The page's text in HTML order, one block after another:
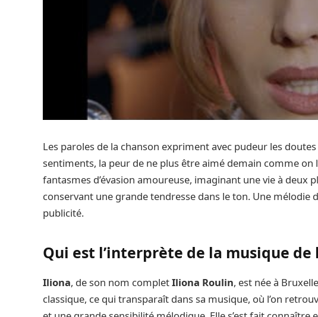
Les paroles de la chanson expriment avec pudeur les doutes
sentiments, la peur de ne plus être aimé demain comme on
fantasmes d’évasion amoureuse, imaginant une vie à deux
conservant une grande tendresse dans le ton. Une
publicité.
Qui est l’interprète de la musique de
Iliona, de son nom completIliona Roulin, est née à
classique, ce qui transparaît dans sa musique, où l’on